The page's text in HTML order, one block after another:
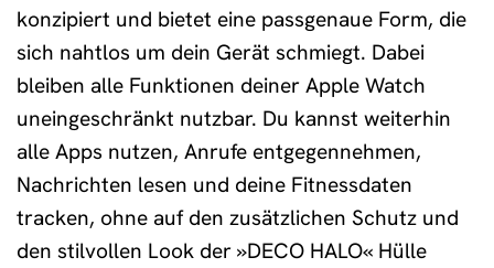
konzipiert und bietet eine passgenaue Form, die
sich nahtlos um dein Gerät schmiegt. Dabei
bleiben alle Funktionen deiner Apple Watch
uneingeschränkt nutzbar. Du kannst weiterhin
alle Apps nutzen, Anrufe entgegennehmen,
Nachrichten lesen und deine Fitnessdaten
tracken, ohne auf den zusätzlichen Schutz und
den stilvollen Look der »DECO HALO« Hülle